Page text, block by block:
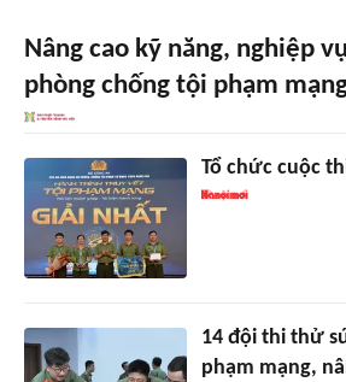
Nâng cao kỹ năng, nghiệp
phòng chống tội phạm
Tổ chức cuộc
14 đội thi thử
phạm mạng,